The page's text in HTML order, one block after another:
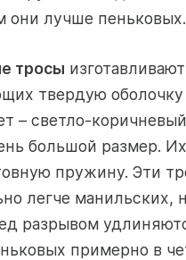
они лучше пеньковых.
тросы
твердую оболочку
– светло-
большой размер.
пружину. Эти
легче манильских,
разрывом
примерно в